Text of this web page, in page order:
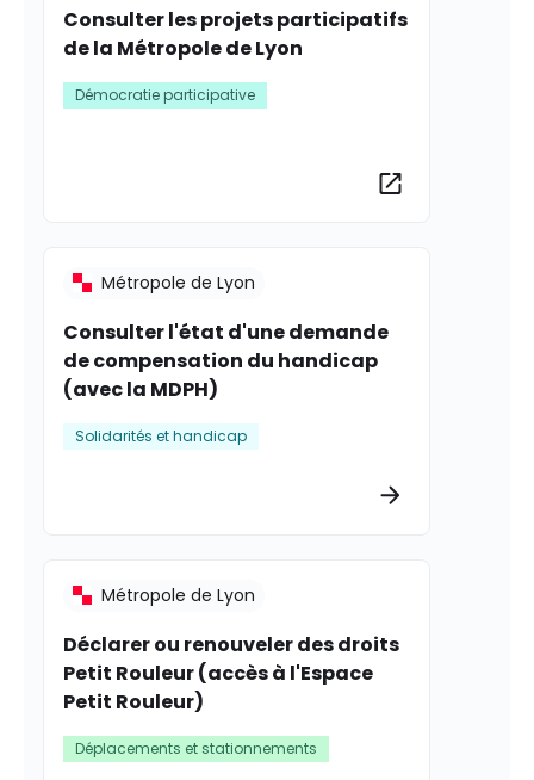
Consulter les projets participatifs
de la Métropole de Lyon
Démocratie participative
Consulter l'état d'une demande
de compensation du handicap
(avec la MDPH)
Métropole de Lyon
Solidarités et handicap
Déclarer ou renouveler des droits
Petit Rouleur (accès à l'Espace
Petit Rouleur)
Métropole de Lyon
Déplacements et stationnements